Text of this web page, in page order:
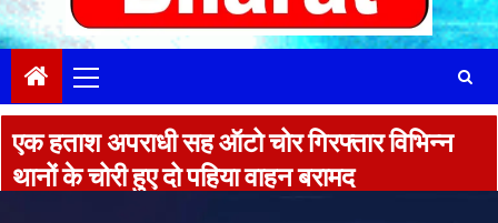
Menu
एक हताश अपराधी सह ऑटो चोर गिरफ्तार विभिन्न
थानों के चोरी हुए दो पहिया वाहन बरामद